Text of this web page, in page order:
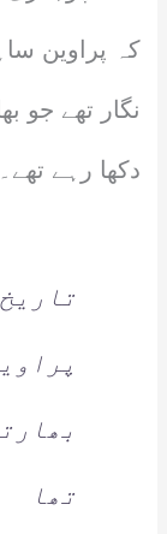
کہ پراوین
نگار تھے جو
دکھا رہے تھے۔
تھا